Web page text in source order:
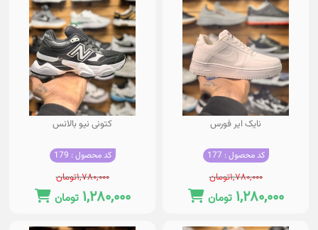
نایک ایر فورس
کد محصول : 177
۱,۷۸۰,۰۰۰تومان
۱,۲۸۰,۰۰۰ تومان
کتونی نیو بالانس
کد محصول : 179
۱,۷۸۰,۰۰۰تومان
۱,۲۸۰,۰۰۰ تومان